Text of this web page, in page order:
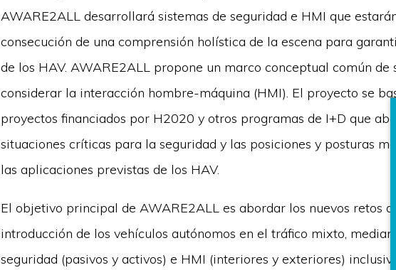
AWARE2ALL desarrollará sistemas de seguridad e HMI que
consecución de una comprensión holística de la escena para
de los HAV. AWARE2ALL propone un marco conceptual común de
considerar la interacción hombre-máquina (HMI). El proyecto se
proyectos financiados por H2020 y otros programas de I+D que
situaciones críticas para la seguridad y las posiciones y posturas
las aplicaciones previstas de los HAV.
El objetivo principal de AWARE2ALL es abordar los nuevos retos
introducción de los vehículos autónomos en el tráfico mixto,
seguridad (pasivos y activos) e HMI (interiores y exteriores)